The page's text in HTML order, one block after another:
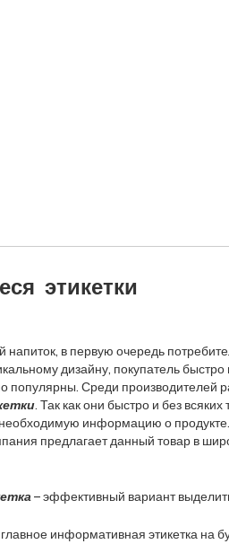
этикетки
в первую очередь
дизайну, покупатель
популярны. Среди производителей
. Так как они быстро и без
информацию о продукте.
предлагает данный товар в
– эффективный вариант
информативная этикетка на